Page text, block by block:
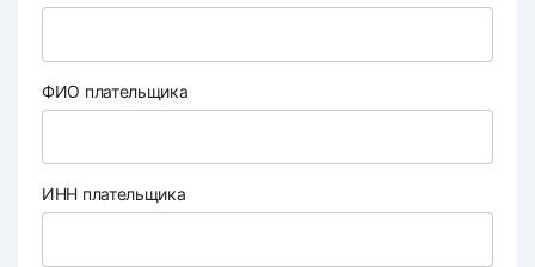
ФИО плательщика
ИНН плательщика